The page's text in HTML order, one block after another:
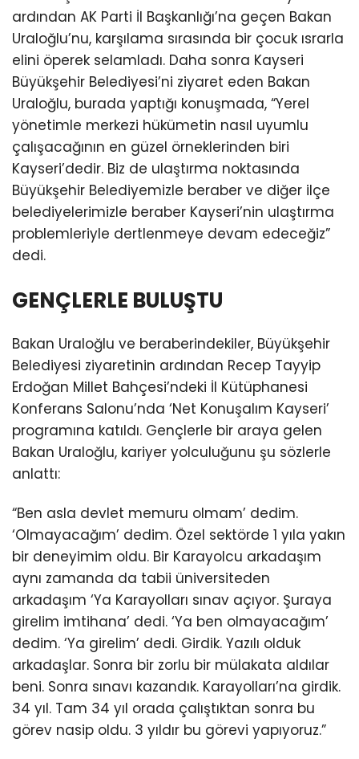
ardından AK Parti İl Başkanlığı’na geçen Bakan
Uraloğlu’nu, karşılama sırasında bir çocuk ısrarla
elini öperek selamladı. Daha sonra Kayseri
Büyükşehir Belediyesi’ni ziyaret eden Bakan
Uraloğlu, burada yaptığı konuşmada, “Yerel
yönetimle merkezi hükümetin nasıl uyumlu
çalışacağının en güzel örneklerinden biri
Kayseri’dedir. Biz de ulaştırma noktasında
Büyükşehir Belediyemizle beraber ve diğer ilçe
belediyelerimizle beraber Kayseri’nin ulaştırma
problemleriyle dertlenmeye devam edeceğiz”
dedi.
GENÇLERLE BULUŞTU
Bakan Uraloğlu ve beraberindekiler, Büyükşehir
Belediyesi ziyaretinin ardından Recep Tayyip
Erdoğan Millet Bahçesi’ndeki İl Kütüphanesi
Konferans Salonu’nda ‘Net Konuşalım Kayseri’
programına katıldı. Gençlerle bir araya gelen
Bakan Uraloğlu, kariyer yolculuğunu şu sözlerle
anlattı:
“Ben asla devlet memuru olmam’ dedim.
‘Olmayacağım’ dedim. Özel sektörde 1 yıla yakın
bir deneyimim oldu. Bir Karayolcu arkadaşım
aynı zamanda da tabii üniversiteden
arkadaşım ‘Ya Karayolları sınav açıyor. Şuraya
girelim imtihana’ dedi. ‘Ya ben olmayacağım’
dedim. ‘Ya girelim’ dedi. Girdik. Yazılı olduk
arkadaşlar. Sonra bir zorlu bir mülakata aldılar
beni. Sonra sınavı kazandık. Karayolları’na girdik.
34 yıl. Tam 34 yıl orada çalıştıktan sonra bu
görev nasip oldu. 3 yıldır bu görevi yapıyoruz.”